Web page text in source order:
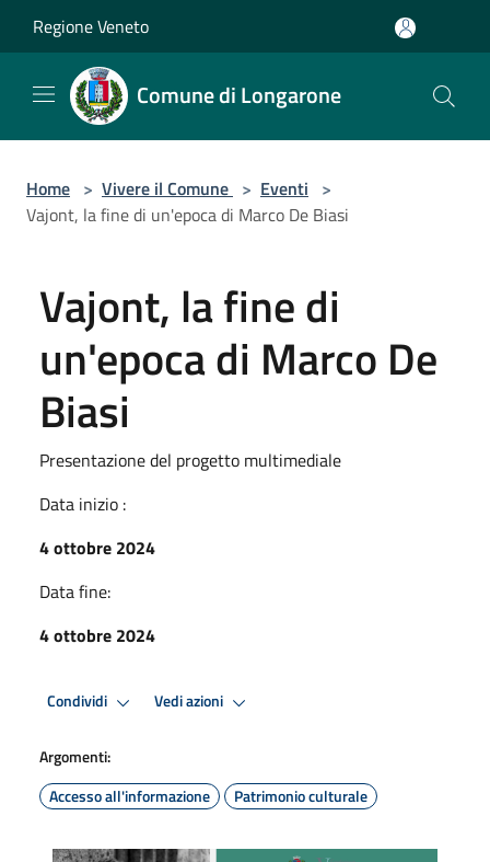
Regione Veneto
Comune di Longarone
Home > Vivere il Comune > Eventi >
Vajont, la fine di un'epoca di Marco De Biasi
Vajont, la fine di
un'epoca di Marco De
Biasi
Presentazione del progetto multimediale
Data inizio :
4 ottobre 2024
Data fine:
4 ottobre 2024
Condividi Vedi azioni
Argomenti:
Accesso all'informazione
Patrimonio culturale